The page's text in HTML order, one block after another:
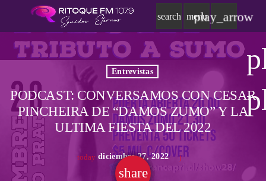
search menu
play_arrow
Entrevistas
PODCAST: CONVERSAMOS CON CESAR
PINCHEIRA DE “DAMOS ZUMO” Y LA
ULTIMA FIESTA DEL 2022
today diciembre 27, 2022
share
email